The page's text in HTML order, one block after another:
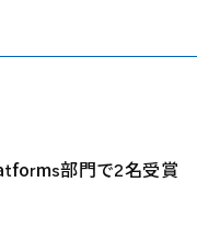
部門で2名受賞